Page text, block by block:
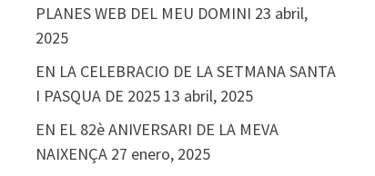
PLANES WEB DEL MEU DOMINI 23 abril,
2025
EN LA CELEBRACIO DE LA SETMANA SANTA
I PASQUA DE 2025 13 abril, 2025
EN EL 82è ANIVERSARI DE LA MEVA
NAIXENÇA 27 enero, 2025